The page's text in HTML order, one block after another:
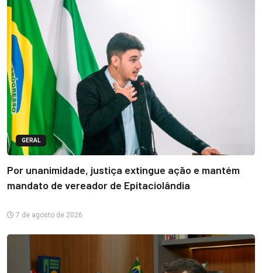
GERAL
Por unanimidade, justiça extingue ação e mantém
mandato de vereador de Epitaciolândia
7 de agosto de 2026